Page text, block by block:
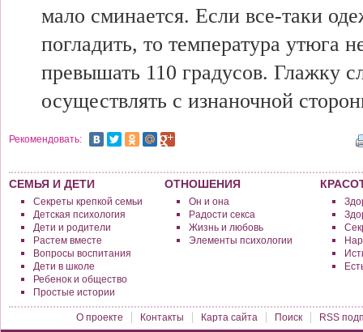
мало сминается. Если все-таки
погладить, то температура утюга
превышать 110 градусов. Глажку
осуществлять с изнаночной
Рекомендовать:
СЕМЬЯ И ДЕТИ
Секреты крепкой семьи
Детская психология
Дети и родители
Растем вместе
Вопросы воспитания
Дети в школе
Ребенок и общество
Простые истории
ОТНОШЕНИЯ
Он и она
Радости секса
Жизнь и любовь
Элементы психологии
О проекте Контакты Карта сайта Поиск RSS